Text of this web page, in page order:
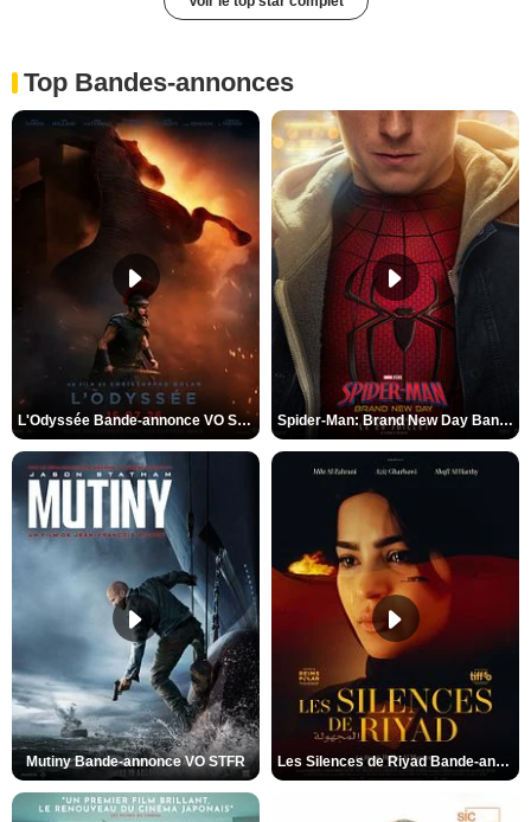
Top Bandes-annonces
L'Odyssée Bande-annonce VO STFR Spider-Man: Brand New Day Bande-annonce VO STFR
Mutiny Bande-annonce VO STFR Les Silences de Riyad Bande-annonce VO STFR